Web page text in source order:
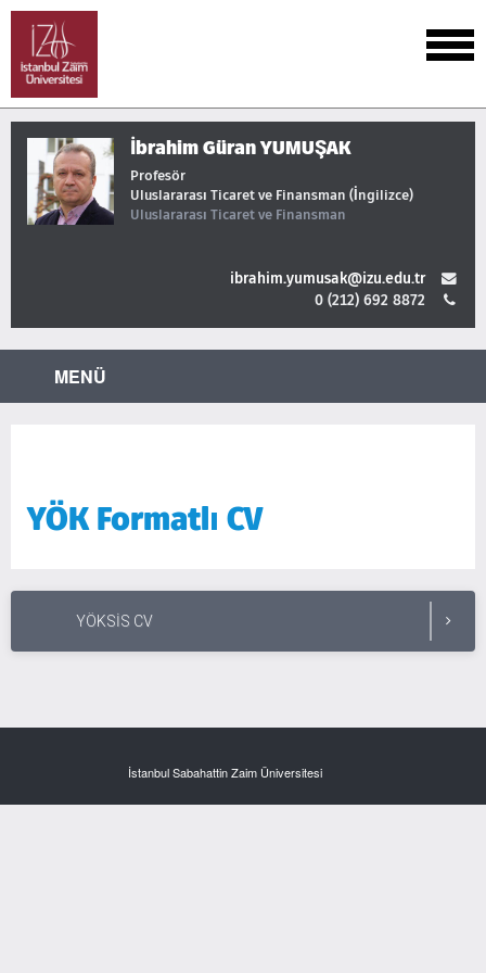
İbrahim Güran YUMUŞAK
Profesör
Uluslararası Ticaret ve Finansman (İngilizce)
Uluslararası Ticaret ve Finansman
ibrahim.yumusak@izu.edu.tr
0 (212) 692 8872
MENÜ
YÖK Formatlı CV
YÖKSİS CV
İstanbul Sabahattin Zaim Üniversitesi